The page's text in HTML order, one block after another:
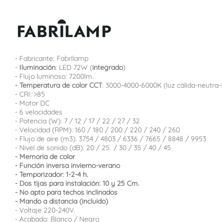
- Fabricante: Fabrilamp
- Iluminación: LED 72W (integrado)
- Flujo luminoso: 7200lm.
- Temperatura de color CCT: 3000-4000-6000K (luz cálida-
- CRI: >85
- Motor DC
- 6 velocidades
- Potencia (W): 7 / 12 / 17 / 22 / 27 / 32
- Velocidad (RPM): 160 / 180 / 200 / 220 / 240 / 260
- Flujo de aire (m3): 3754 / 4803 / 6336 / 7665 / 8848 / 9953
- Nivel de sonido (dB): 20 / 25 / 30 / 35 / 40 / 45
- Memoria de color
- Función inversa invierno-verano
- Temporizador: 1-2-4 h.
- Dos tijas para instalación: 10 y 25 Cm.
- No apto para techos inclinados
- Mando a distancia (incluido)
- Voltaje 220-240V.
- Acabado: Blanco / Negro